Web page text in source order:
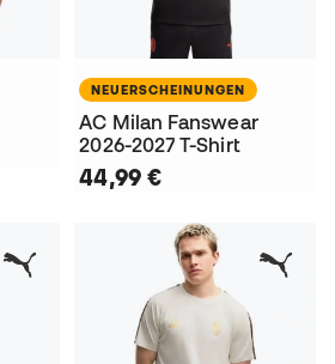
NEUERSCHEINUNGEN
AC Milan Fanswear
2026-2027 T-Shirt
44,99 €